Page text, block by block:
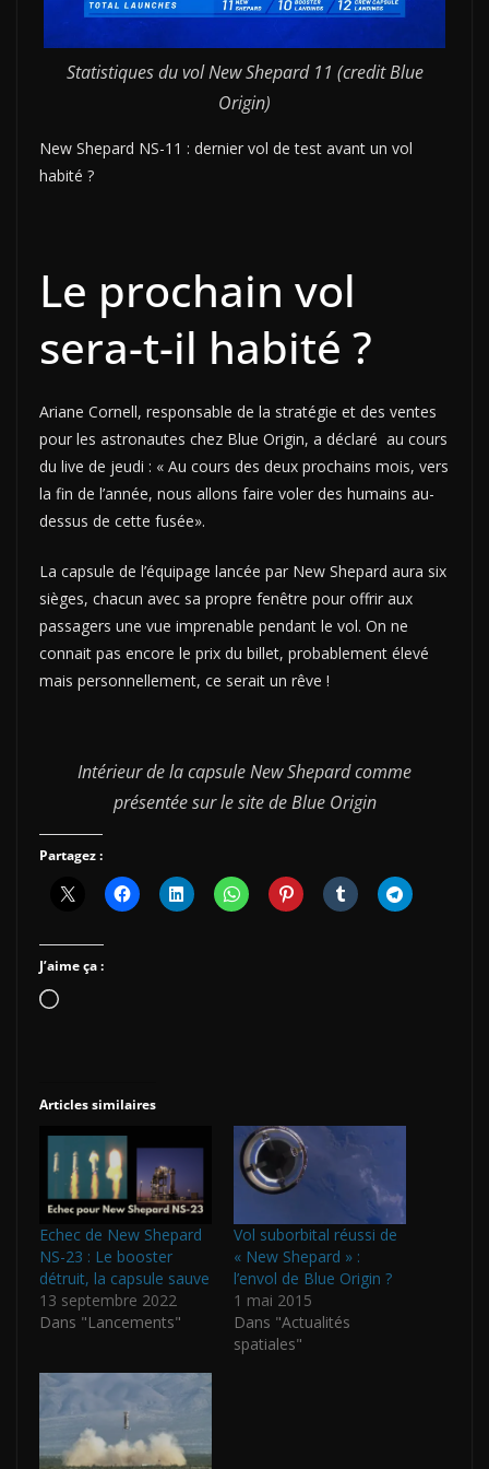
Statistiques du vol New Shepard 11 (credit Blue
Origin)
New Shepard NS-11 : dernier vol de test avant un vol
habité ?
Le prochain vol
sera-t-il habité ?
Ariane Cornell, responsable de la stratégie et des ventes
pour les astronautes chez Blue Origin, a déclaré au cours
du live de jeudi : « Au cours des deux prochains mois, vers
la fin de l’année, nous allons faire voler des humains au-
dessus de cette fusée».
La capsule de l’équipage lancée par New Shepard aura six
sièges, chacun avec sa propre fenêtre pour offrir aux
passagers une vue imprenable pendant le vol. On ne
connait pas encore le prix du billet, probablement élevé
mais personnellement, ce serait un rêve !
Intérieur de la capsule New Shepard comme
présentée sur le site de Blue Origin
Partagez :
J’aime ça :
Chargement…
Articles similaires
Echec de New Shepard
NS-23 : Le booster
détruit, la capsule sauve
13 septembre 2022
Dans "Lancements"
Vol suborbital réussi de
« New Shepard » :
l’envol de Blue Origin ?
1 mai 2015
Dans "Actualités
spatiales"